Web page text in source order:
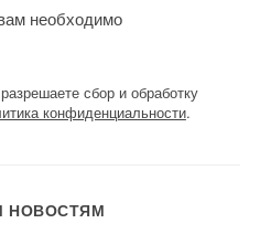
необходимо
сбор и обработку
конфиденциальности.
НОВОСТЯМ